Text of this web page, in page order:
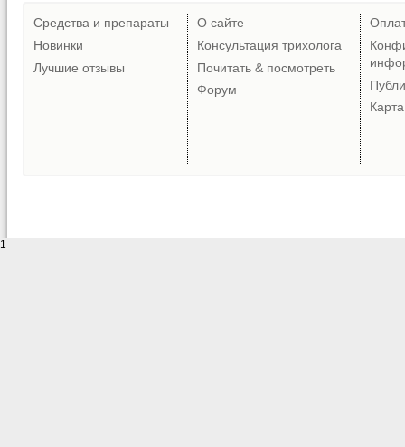
Средства и препараты
Новинки
Лучшие отзывы
О сайте
Консультация трихолога
Почитать & посмотреть
Форум
1